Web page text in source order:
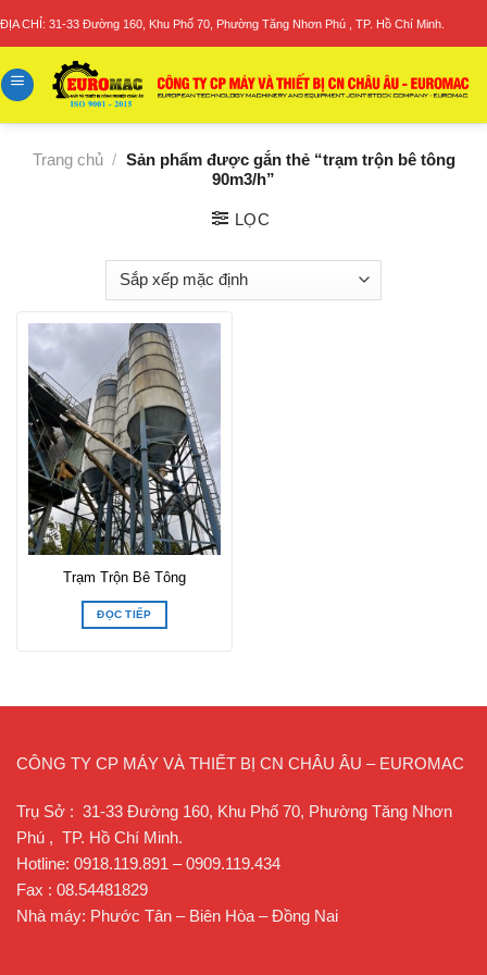
ĐỊA CHỈ: 31-33 Đường 160, Khu Phố 70, Phường Tăng Nhơn Phú , TP. Hồ Chí Minh.
Trang chủ / Sản phẩm được gắn thẻ “trạm trộn bê tông
90m3/h”
LỌC
Trạm Trộn Bê Tông
ĐỌC TIẾP
CÔNG TY CP MÁY VÀ THIẾT BỊ CN CHÂU ÂU – EUROMAC
Trụ Sở : 31-33 Đường 160, Khu Phố 70, Phường Tăng Nhơn
Phú , TP. Hồ Chí Minh.
Hotline: 0918.119.891 – 0909.119.434
Fax : 08.54481829
Nhà máy: Phước Tân – Biên Hòa – Đồng Nai